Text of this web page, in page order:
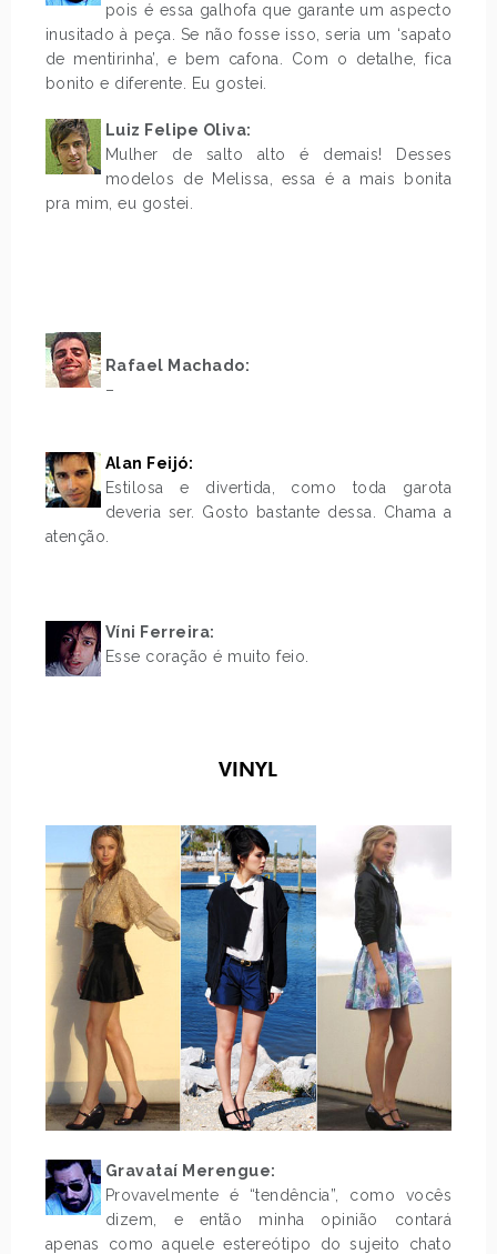
pois é essa galhofa que garante um aspecto
inusitado à peça. Se não fosse isso, seria um ‘sapato
de mentirinha’, e bem cafona. Com o detalhe, fica
bonito e diferente. Eu gostei.
Luiz Felipe Oliva:
Mulher de salto alto é demais! Desses
modelos de Melissa, essa é a mais bonita
pra mim, eu gostei.
Rafael Machado:
–
Alan Feijó:
Estilosa e divertida, como toda garota
deveria ser. Gosto bastante dessa. Chama a
atenção.
Víni Ferreira:
Esse coração é muito feio.
VINYL
Gravataí Merengue:
Provavelmente é “tendência”, como vocês
dizem, e então minha opinião contará
apenas como aquele estereótipo do sujeito chato